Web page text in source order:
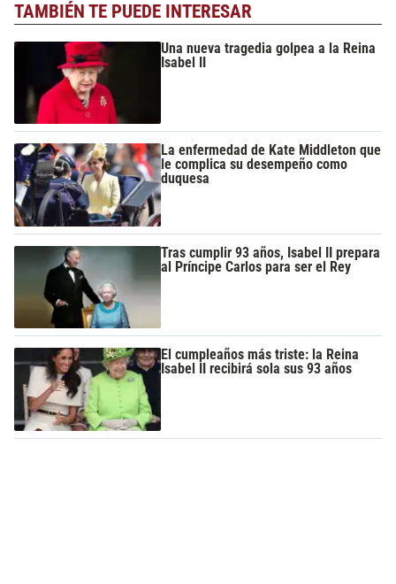
TAMBIÉN TE PUEDE INTERESAR
Una nueva tragedia golpea a la Reina
Isabel II
La enfermedad de Kate Middleton que
le complica su desempeño como
duquesa
Tras cumplir 93 años, Isabel II prepara
al Príncipe Carlos para ser el Rey
El cumpleaños más triste: la Reina
Isabel II recibirá sola sus 93 años